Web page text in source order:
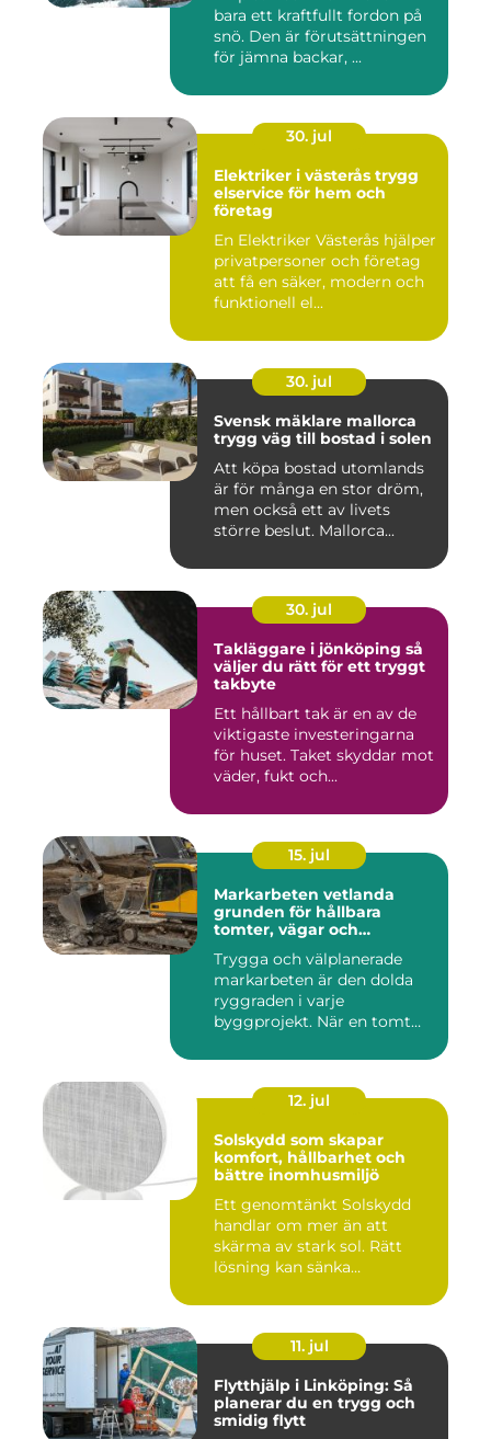
bara ett kraftfullt fordon på
snö. Den är förutsättningen
för jämna backar, ...
30. jul
Elektriker i västerås trygg
elservice för hem och
företag
En Elektriker Västerås hjälper
privatpersoner och företag
att få en säker, modern och
funktionell el...
30. jul
Svensk mäklare mallorca
trygg väg till bostad i solen
Att köpa bostad utomlands
är för många en stor dröm,
men också ett av livets
större beslut. Mallorca...
30. jul
Takläggare i jönköping så
väljer du rätt för ett tryggt
takbyte
Ett hållbart tak är en av de
viktigaste investeringarna
för huset. Taket skyddar mot
väder, fukt och...
15. jul
Markarbeten vetlanda
grunden för hållbara
tomter, vägar och
Trygga och välplanerade
markarbeten är den dolda
ryggraden i varje
byggprojekt. När en tomt
12. jul
Solskydd som skapar
komfort, hållbarhet och
bättre inomhusmiljö
Ett genomtänkt Solskydd
handlar om mer än att
skärma av stark sol. Rätt
lösning kan sänka
11. jul
Flytthjälp i Linköping: Så
planerar du en trygg och
smidig flytt